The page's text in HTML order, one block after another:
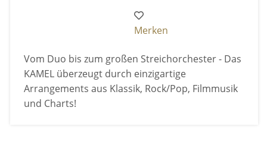
Merken
Vom Duo bis zum großen Streichorchester - Das
KAMEL überzeugt durch einzigartige
Arrangements aus Klassik, Rock/Pop, Filmmusik
und Charts!